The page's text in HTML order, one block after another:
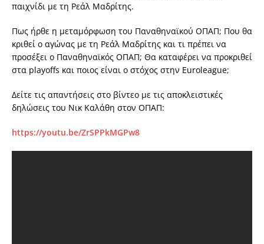
παιχνίδι με τη Ρεάλ Μαδρίτης.
Πως ήρθε η μεταμόρφωση του Παναθηναϊκού ΟΠΑΠ; Που θα
κριθεί ο αγώνας με τη Ρεάλ Μαδρίτης και τι πρέπει να
προσέξει ο Παναθηναϊκός ΟΠΑΠ; Θα καταφέρει να προκριθεί
στα playoffs και ποιος είναι ο στόχος στην Euroleague;
Δείτε τις απαντήσεις στο βίντεο με τις αποκλειστικές
δηλώσεις του Νικ Καλάθη στον ΟΠΑΠ:
https://youtu.be/ZrSPPkMGPw8